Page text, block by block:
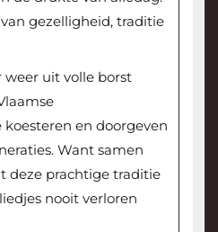
gezelligheid, traditie
weer uit volle borst
koesteren en doorgeven
Want samen
deze prachtige traditie
nooit verloren